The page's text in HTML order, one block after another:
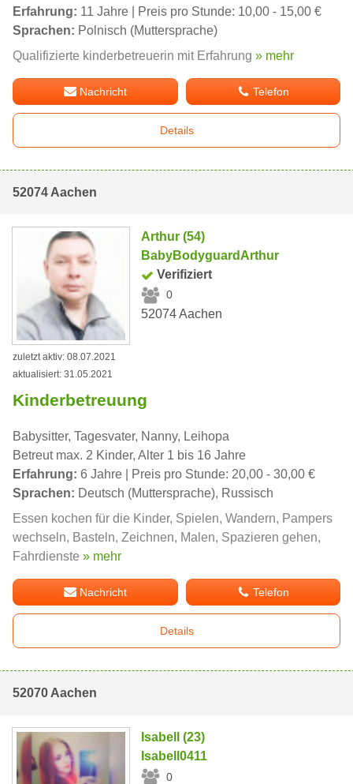
Erfahrung: 11 Jahre | Preis pro Stunde: 10,00 - 15,00 €
Sprachen: Polnisch (Muttersprache)
Qualifizierte kinderbetreuerin mit Erfahrung » mehr
Nachricht Telefon
Details
52074 Aachen
Arthur (54)
BabyBodyguardArthur
Verifiziert
0
52074 Aachen
zuletzt aktiv: 08.07.2021
aktualisiert: 31.05.2021
Kinderbetreuung
Babysitter, Tagesvater, Nanny, Leihopa
Betreut max. 2 Kinder, Alter 1 bis 16 Jahre
Erfahrung: 6 Jahre | Preis pro Stunde: 20,00 - 30,00 €
Sprachen: Deutsch (Muttersprache), Russisch
Essen kochen für die Kinder, Spielen, Wandern, Pampers
wechseln, Basteln, Zeichnen, Malen, Spazieren gehen,
Fahrdienste » mehr
Nachricht Telefon
Details
52070 Aachen
Isabell (23)
Isabell0411
0